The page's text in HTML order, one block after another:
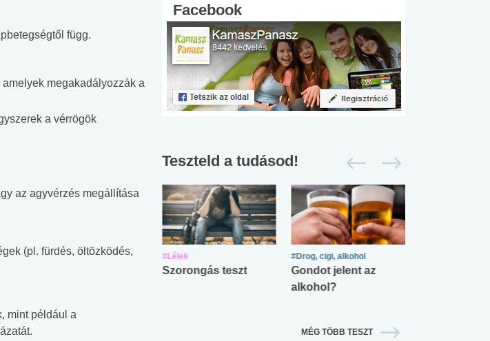
függ.
megakadályozzák a
a vérrögök
az agyvérzés megállítása
(pl. fürdés, öltözködés,
mint például a
Facebook
Teszteld a tudásod!
#Suli, munka #Lélek
Szorongás teszt
#Drog, cigi, alkohol
Gondot jelent az
alkohol?
MÉG TÖBB TESZT